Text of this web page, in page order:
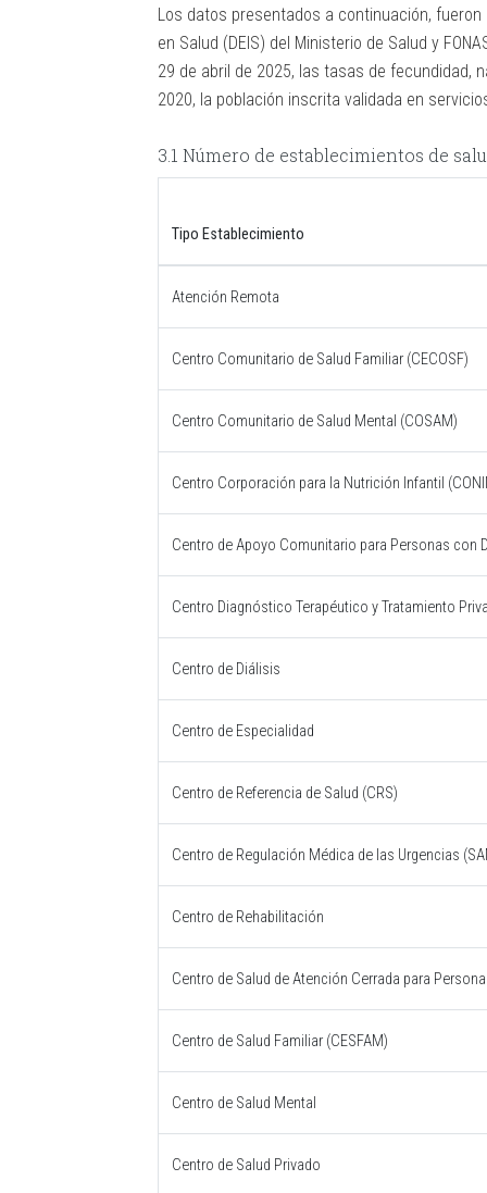
Los datos presentados a continuación,
en Salud (DEIS) del Ministerio de Salud y
29 de abril de 2025, las tasas de fecundidad,
2020, la población inscrita validada en
3.1 Número de establecimientos de
Tipo Establecimiento
Atención Remota
Centro Comunitario de Salud Familiar (CECOSF)
Centro Comunitario de Salud Mental (COSAM)
Centro Corporación para la Nutrición Infantil
Centro de Apoyo Comunitario para Personas con
Centro Diagnóstico Terapéutico y Tratamiento
Centro de Diálisis
Centro de Especialidad
Centro de Referencia de Salud (CRS)
Centro de Regulación Médica de las Urgencias
Centro de Rehabilitación
Centro de Salud de Atención Cerrada para
Centro de Salud Familiar (CESFAM)
Centro de Salud Mental
Centro de Salud Privado